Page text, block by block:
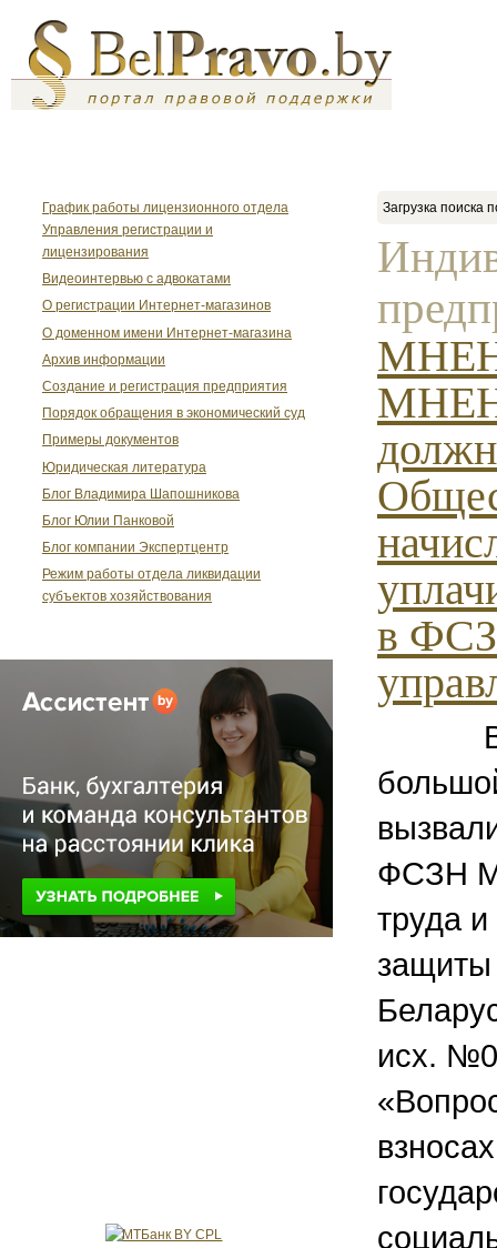
График работы лицензионного отдела
Управления регистрации и
лицензирования
Видеоинтервью с адвокатами
О регистрации Интернет-магазинов
О доменном имени Интернет-магазина
Архив информации
Создание и регистрация предприятия
Порядок обращения в экономический суд
Примеры документов
Юридическая литература
Блог Владимира Шапошникова
Блог Юлии Панковой
Блог компании Экспертцентр
Режим работы отдела ликвидации
субъектов хозяйствования
Загрузка поиска
в
В
ФСЗН
труда
защиты
исх.